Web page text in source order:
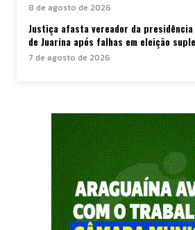
8 de agosto de 2026
Justiça afasta vereador da presidência
de Juarina após falhas em eleição
7 de agosto de 2026